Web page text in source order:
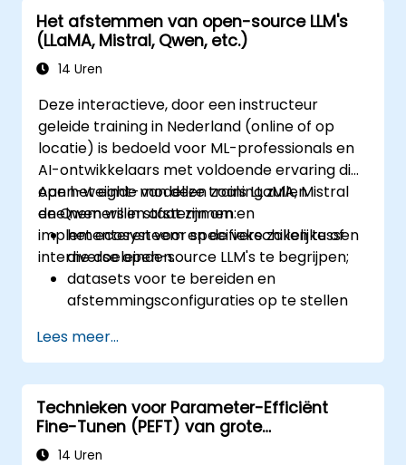
implementeren voor intern of
productiegebruik.
Het afstemmen van open-source LLM's
(LLaMA, Mistral, Qwen, etc.)
14 Uren
Deze interactieve, door een instructeur
geleide training in Nederland (online of op
locatie) is bedoeld voor ML-professionals en
AI-ontwikkelaars met voldoende ervaring die
open-weight-modellen zoals LLaMA, Mistral
en Qwen willen afstemmen en
implementeren voor specifieke zakelijke of
interne doeleinden.
Aan het einde van deze training zullen
deelnemers in staat zijn om:
het ecosysteem en de verschillen tussen
diverse open-source LLM's te begrijpen;
datasets voor te bereiden en
afstemmingsconfiguraties op te stellen
afstempipelines uit te voeren met behulp
van Hugging Face Transformers en PEFT;
de afgestemde modellen te evalueren, op
te slaan en te implementeren in veilige
omgevingen.
Lees meer...
Technieken voor Parameter-Efficiënt
Fine-Tunen (PEFT) van grote
taalmodellen
14 Uren